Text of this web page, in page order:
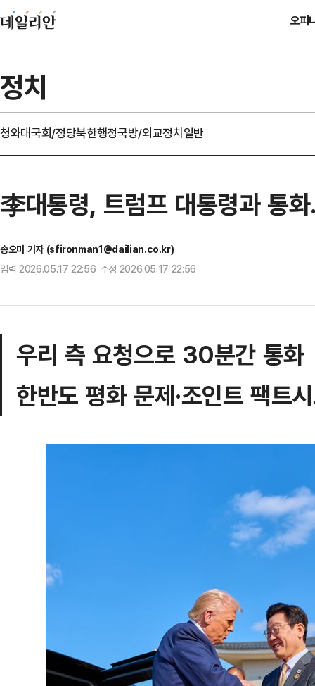
오피
정치
청와대국회/정당북한행정국방/외교정치일반
李대통령, 트럼프 대통령과 통
송오미 기자 (sfironman1@dailian.co.kr)
입력 2026.05.17 22:56 수정 2026.05.17 22:56
우리 측 요청으로 30분간 통화
한반도 평화 문제·조인트 팩트